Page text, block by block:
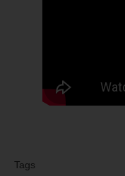
Tags